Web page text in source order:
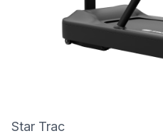
Star Trac